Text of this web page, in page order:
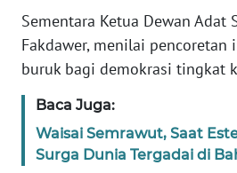
Sementara Ketua Dewan Adat
Fakdawer, menilai pencoretan
buruk bagi demokrasi tingkat
Baca Juga:
Waisai Semrawut, Saat
Surga Dunia Tergadai di
WN
PAPUA
WN
PAPUA
BARAT